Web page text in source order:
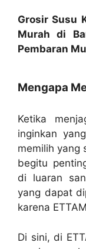
Grosir Susu
Murah di
Pembaran
Mengapa
Ketika
inginkan
memilih yang
begitu
di luaran
yang dapat
karena
Di sini, di